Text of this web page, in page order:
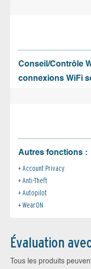
Conseil/Contrôle
connexions WiFi
Autres fonctions :
Account Privacy
Anti-Theft
Autopilot
WearON
Évaluation
Tous les produits